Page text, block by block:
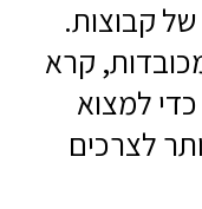
קבוצות.
קרא
למצוא
לצרכים